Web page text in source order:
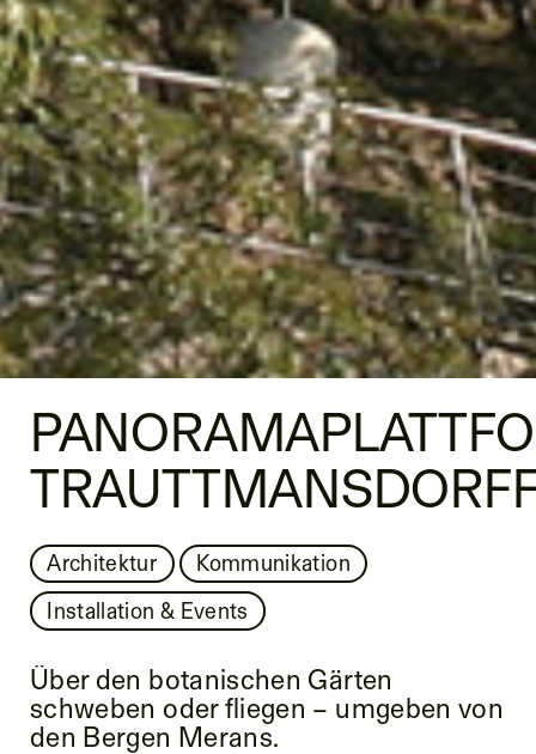
Architektur
Kommunikation
Installation & Events
Über den botanischen Gärten
schweben oder fliegen – umgeben von
den Bergen Merans.